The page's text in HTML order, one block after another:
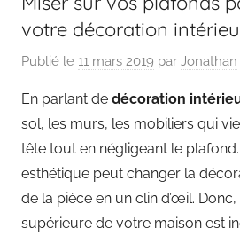
votre décoration
Publié le 11 mars 2019 par Jonathan
En parlant de décoration
sol, les murs, les mobiliers qui
tête tout en négligeant le
esthétique peut changer la
de la pièce en un clin d’œil.
supérieure de votre maison est